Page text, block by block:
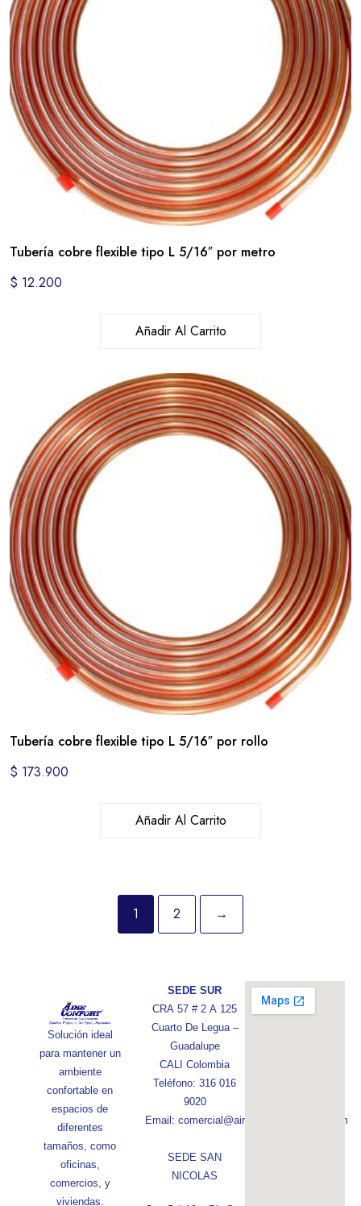
Tubería cobre flexible tipo L 5/16″ por metro
$ 12.200
Añadir Al Carrito
Tubería cobre flexible tipo L 5/16″ por rollo
$ 173.900
Añadir Al Carrito
1 2 →
Solución ideal
para mantener un
ambiente
confortable en
espacios de
diferentes
tamaños, como
oficinas,
comercios, y
viviendas.
SEDE SUR
CRA 57 # 2 A 125
Cuarto De Legua –
Guadalupe
CALI Colombia
Teléfono: 316 016
9020
Email: comercial@aireconfortcolombia.com
SEDE SAN
NICOLAS